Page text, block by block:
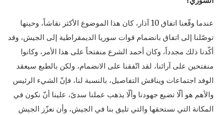
عندما وقّعنا اتفاق 10 آذار، كان هذا الموضوع الأكثر نقاشاً، وحينها
توصّلنا إلى اتفاق بانضمام قوات سوريا الديمقراطية إلى الجيش، وقد
أكّدنا ذلك مجدداً، وكان أحمد الشرع منفتحاً على هذا الأمر، وكانوا
منفتحين على آرائنا، لقد اتّفقنا على الانضمام، ولكن بالطبع سيعقد
الوفد اجتماعات ويناقش التفاصيل، بالنسبة لنا، فإنّ الشيء الرئيس
والأهم هو ألّا تضيع جهودنا وألّا يذهب عملنا سدىً، علينا أنّ نكون في
المكانة التي نستحقها والتي تليق بنا في الجيش، وأن نعزّز الجيش